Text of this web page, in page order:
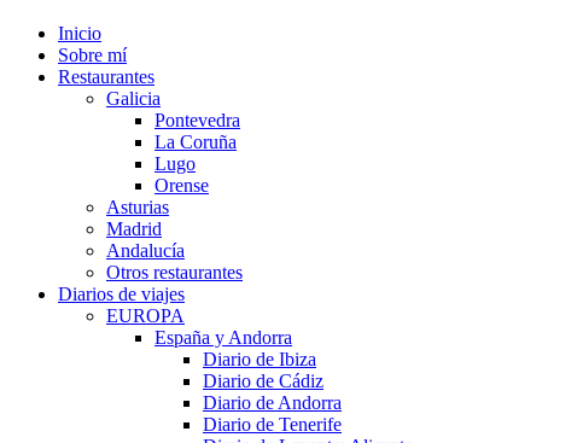
Inicio
Sobre mí
Restaurantes
Galicia
Pontevedra
La Coruña
Lugo
Orense
Asturias
Madrid
Andalucía
Otros restaurantes
Diarios de viajes
EUROPA
España y Andorra
Diario de Ibiza
Diario de Cádiz
Diario de Andorra
Diario de Tenerife